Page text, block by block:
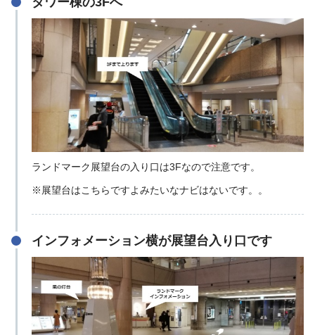
ランドマーク展望台の入り口は3Fなので注意です。
※展望台はこちらですよみたいなナビはないです。。
インフォメーション横が展望台入り口です